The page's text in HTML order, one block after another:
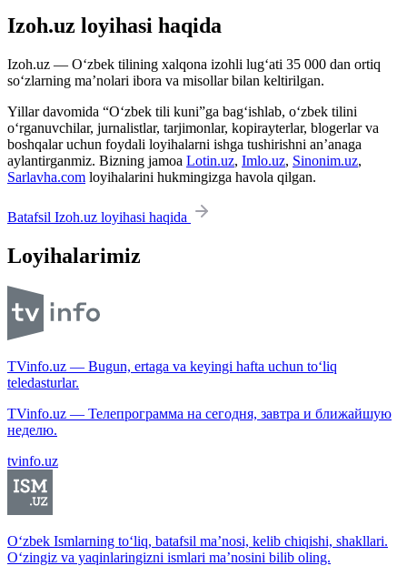
Izoh.uz loyihasi haqida
Izoh.uz — O‘zbek tilining xalqona izohli lug‘ati 35 000 dan ortiq
so‘zlarning ma’nolari ibora va misollar bilan keltirilgan.
Yillar davomida “O‘zbek tili kuni”ga bag‘ishlab, o‘zbek tilini
o‘rganuvchilar, jurnalistlar, tarjimonlar, kopirayterlar, blogerlar va
boshqalar uchun foydali loyihalarni ishga tushirishni an’anaga
aylantirganmiz. Bizning jamoa Lotin.uz, Imlo.uz, Sinonim.uz,
Sarlavha.com loyihalarini hukmingizga havola qilgan.
Batafsil Izoh.uz loyihasi haqida
Loyihalarimiz
TVinfo.uz — Bugun, ertaga va keyingi hafta uchun to‘liq
teledasturlar.
TVinfo.uz — Телепрограмма на сегодня, завтра и ближайшую
неделю.
tvinfo.uz
O‘zbek Ismlarning to‘liq, batafsil ma’nosi, kelib chiqishi, shakllari.
O‘zingiz va yaqinlaringizni ismlari ma’nosini bilib oling.